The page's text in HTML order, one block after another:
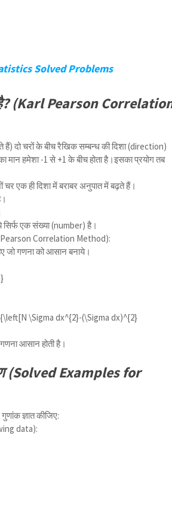
Solved Problems
है? (Karl Pearson
हैं) दो चरों के बीच रैखिक सम्बन्ध की दिशा (direction)
हमेशा -1 से +1 के बीच होता है।इसका प्रयोग तब
एक ही दिशा में बराबर अनुपात में बढ़ते हैं।
सिर्फ एक संख्या (number) है।
Pearson Correlation Method):
जो गणना को आसान बनाये।
\Sigma dx^{2}-(\Sigma dx)^{2}
आसान होती है।
(Solved Examples for
ज्ञात कीजिए:
data):